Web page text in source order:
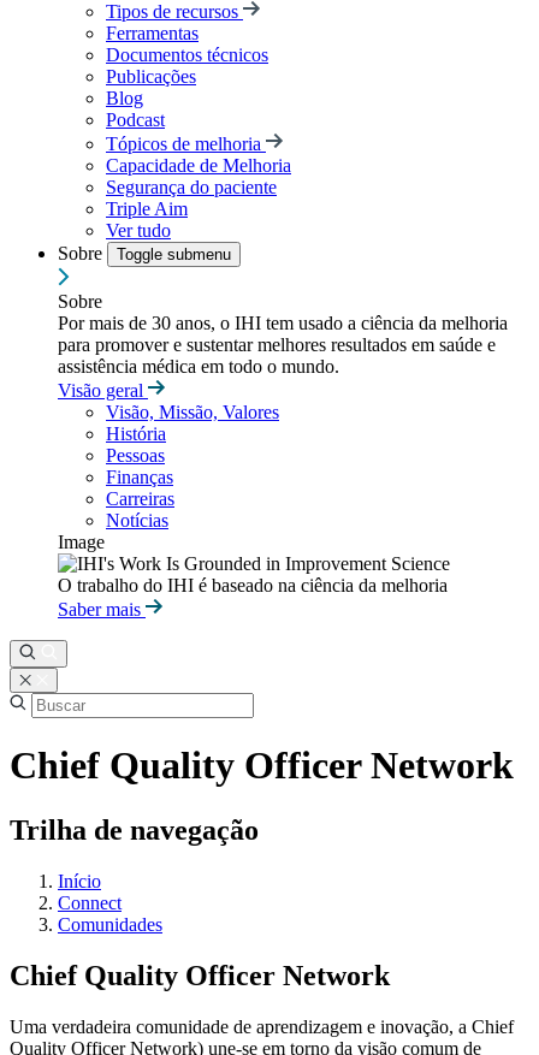
Tipos de recursos
Ferramentas
Documentos técnicos
Publicações
Blog
Podcast
Tópicos de melhoria
Capacidade de Melhoria
Segurança do paciente
Triple Aim
Ver tudo
Sobre
Toggle submenu
Sobre
Por mais de 30 anos, o IHI tem usado a ciência da melhoria
para promover e sustentar melhores resultados em saúde e
assistência médica em todo o mundo.
Visão geral
Visão, Missão, Valores
História
Pessoas
Finanças
Carreiras
Notícias
Image
O trabalho do IHI é baseado na ciência da melhoria
Saber mais
Chief Quality Officer Network
Trilha de navegação
Início
Connect
Comunidades
Chief Quality Officer Network
Uma verdadeira comunidade de aprendizagem e inovação, a Chief
Quality Officer Network) une-se em torno da visão comum de